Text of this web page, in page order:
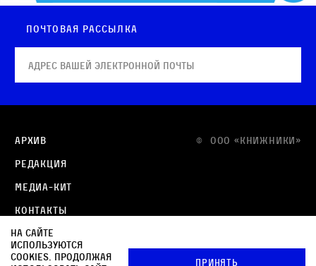
Почтовая рассылка
© OOO «КНИЖНИКИ»
Архив
Редакция
Медиа-кит
Контакты
Политика в отношении обработки персональных
данных
На сайте
используются
cookies. Продолжая
Принять